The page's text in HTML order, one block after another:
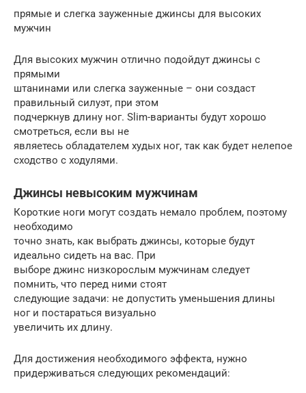
прямые и слегка зауженные джинсы для высоких
мужчин
Для высоких мужчин отлично подойдут джинсы с
прямыми
штанинами или слегка зауженные – они создаст
правильный силуэт, при этом
подчеркнув длину ног. Slim-варианты будут хорошо
смотреться, если вы не
являетесь обладателем худых ног, так как будет нелепое
сходство с ходулями.
Джинсы невысоким мужчинам
Короткие ноги могут создать немало проблем, поэтому
необходимо
точно знать, как выбрать джинсы, которые будут
идеально сидеть на вас. При
выборе джинс низкорослым мужчинам следует
помнить, что перед ними стоят
следующие задачи: не допустить уменьшения длины
ног и постараться визуально
увеличить их длину.
Для достижения необходимого эффекта, нужно
придерживаться следующих рекомендаций: